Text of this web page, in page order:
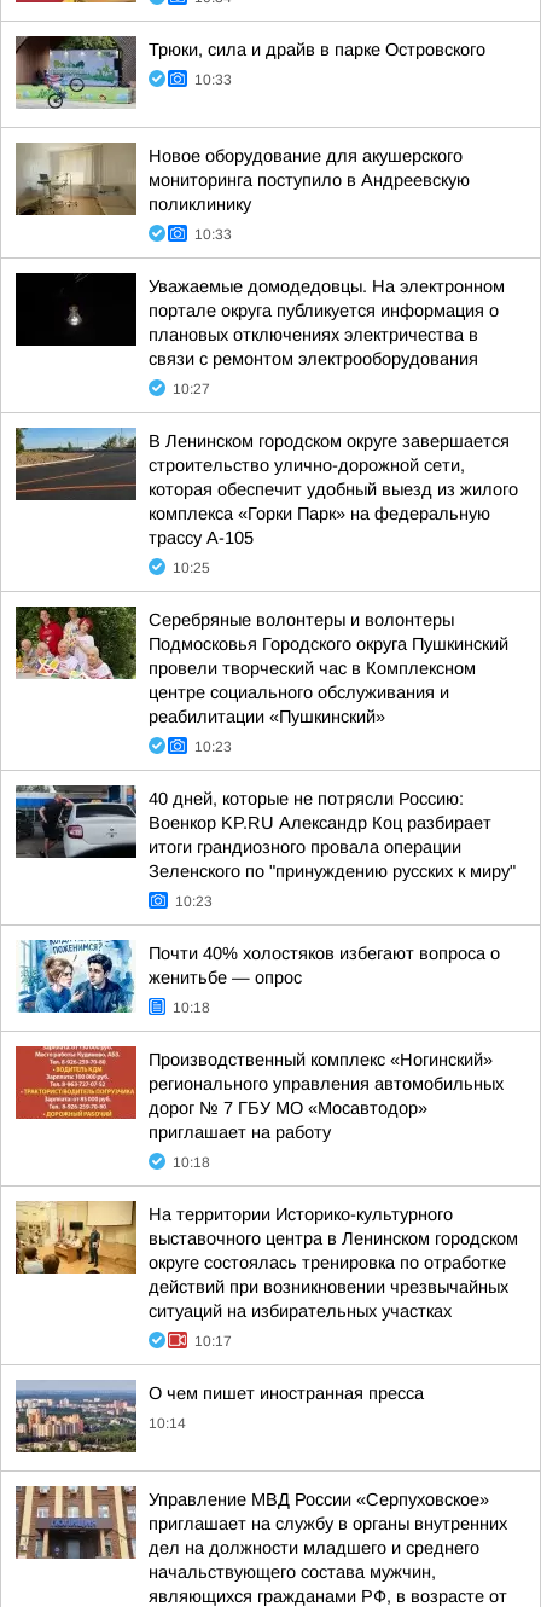
Трюки, сила и драйв в парке Островского
10:33
Новое оборудование для акушерского
мониторинга поступило в Андреевскую
поликлинику
10:33
Уважаемые домодедовцы. На электронном
портале округа публикуется информация о
плановых отключениях электричества в
связи с ремонтом электрооборудования
10:27
В Ленинском городском округе завершается
строительство улично-дорожной сети,
которая обеспечит удобный выезд из жилого
комплекса «Горки Парк» на федеральную
трассу А-105
10:25
Серебряные волонтеры и волонтеры
Подмосковья Городского округа Пушкинский
провели творческий час в Комплексном
центре социального обслуживания и
реабилитации «Пушкинский»
10:23
40 дней, которые не потрясли Россию:
Военкор KP.RU Александр Коц разбирает
итоги грандиозного провала операции
Зеленского по "принуждению русских к миру"
10:23
Почти 40% холостяков избегают вопроса о
женитьбе — опрос
10:18
Производственный комплекс «Ногинский»
регионального управления автомобильных
дорог № 7 ГБУ МО «Мосавтодор»
приглашает на работу
10:18
На территории Историко-культурного
выставочного центра в Ленинском городском
округе состоялась тренировка по отработке
действий при возникновении чрезвычайных
ситуаций на избирательных участках
10:17
О чем пишет иностранная пресса
10:14
Управление МВД России «Серпуховское»
приглашает на службу в органы внутренних
дел на должности младшего и среднего
начальствующего состава мужчин,
являющихся гражданами РФ, в возрасте от